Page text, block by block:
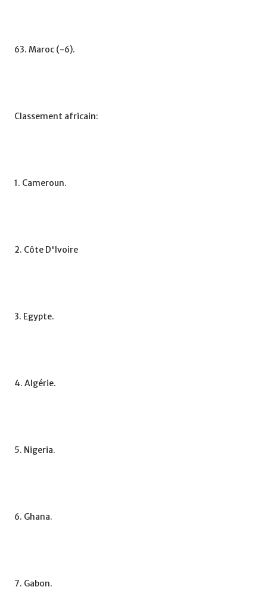
63. Maroc (-6).
Classement africain:
1. Cameroun.
2. Côte D'Ivoire
3. Egypte.
4. Algérie.
5. Nigeria.
6. Ghana.
7. Gabon.